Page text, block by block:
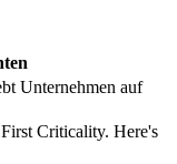
Unternehmen auf
Criticality. Here's